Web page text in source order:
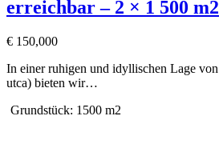
erreichbar – 2 × 1 500 m2
€ 150,000
In einer ruhigen und idyllischen Lage
utca) bieten wir…
Grundstück: 1500 m2